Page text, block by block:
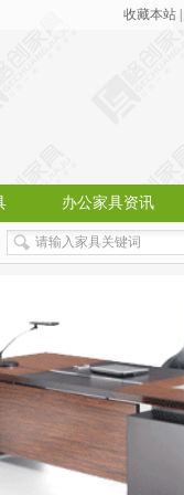
收藏本站
办公家具资讯